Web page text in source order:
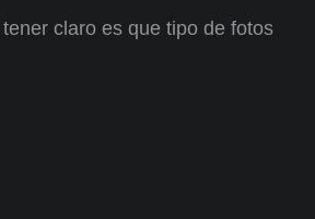
claro es que tipo de fotos